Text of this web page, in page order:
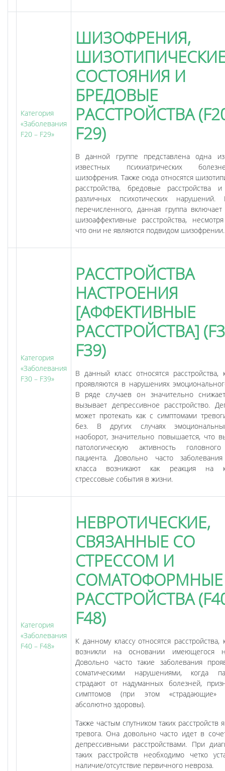
Категория
«Заболевания
F20 – F29»
ШИЗОФРЕНИЯ,
СОСТОЯНИЯ И
БРЕДОВЫЕ
РАССТРОЙСТВА
F29)
В данной группе представлена одна
известных психиатрических
шизофрения. Также сюда относятся
расстройства, бредовые расстройства и
различных психотических нарушений.
перечисленного, данная группа
шизоаффективные расстройства,
что они не являются подвидом шизофрении.
Категория
«Заболевания
F30 – F39»
РАССТРОЙСТВА
НАСТРОЕНИЯ
[АФФЕКТИВНЫЕ
РАССТРОЙСТВА]
F39)
В данный класс относятся расстройства,
проявляются в нарушениях
В ряде случаев он значительно
вызывает депрессивное расстройство.
может протекать как с симптомами
без. В других случаях
наоборот, значительно повышается, что
патологическую активность
пациента. Довольно часто заболевания
класса возникают как реакция на
стрессовые события в жизни.
Категория
«Заболевания
F40 – F48»
НЕВРОТИЧЕСКИЕ,
СВЯЗАННЫЕ СО
СТРЕССОМ И
СОМАТОФОРМНЫЕ
РАССТРОЙСТВА
F48)
К данному классу относятся расстройства,
возникли на основании имеющегося
Довольно часто такие заболевания
соматическими нарушениями, когда
страдают от надуманных болезней,
симптомов (при этом «страдающие»
абсолютно здоровы).
Также частым спутником таких расстройств
тревога. Она довольно часто идет в
депрессивными расстройствами. При
таких расстройств необходимо четко
наличие/отсутствие первичного невроза.